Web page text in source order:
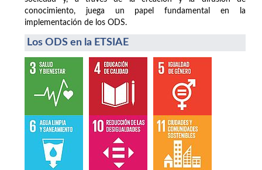
conocimiento, juega un papel fundamental en la
implementación de los ODS.
Los ODS en la ETSIAE